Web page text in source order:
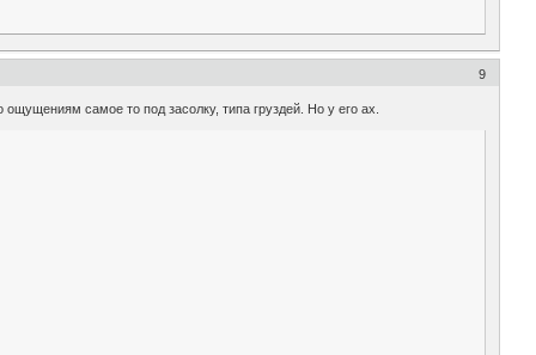
9
самое то под засолку, типа груздей. Но у его ах.